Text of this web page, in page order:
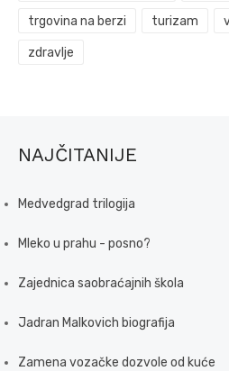
trgovina na berzi turizam
zdravlje
NAJČITANIJE
Medvedgrad trilogija
Mleko u prahu - posno?
Zajednica saobraćajnih škola
Jadran Malkovich biografija
Zamena vozačke dozvole od kuće